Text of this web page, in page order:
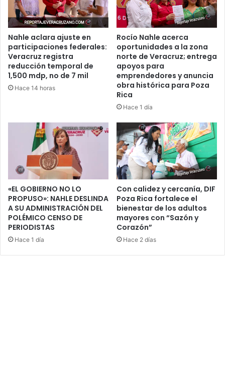
de
2025
Nahle aclara ajuste en
participaciones federales:
Veracruz registra
reducción temporal de
1,500 mdp, no de 7 mil
Hace 14 horas
Rocío Nahle acerca
oportunidades a la zona
norte de Veracruz; entrega
apoyos para
emprendedores y anuncia
obra histórica para Poza
Rica
Hace 1 día
«EL GOBIERNO NO LO
PROPUSO»: NAHLE DESLINDA
A SU ADMINISTRACIÓN DEL
POLÉMICO CENSO DE
PERIODISTAS
Hace 1 día
Con calidez y cercanía, DIF
Poza Rica fortalece el
bienestar de los adultos
mayores con “Sazón y
Corazón”
Hace 2 días